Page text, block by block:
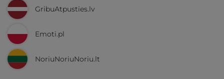
GribuAtpusties.lv
Emoti.pl
NoriuNoriuNoriu.lt